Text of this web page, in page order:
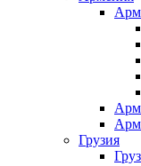
Грузия